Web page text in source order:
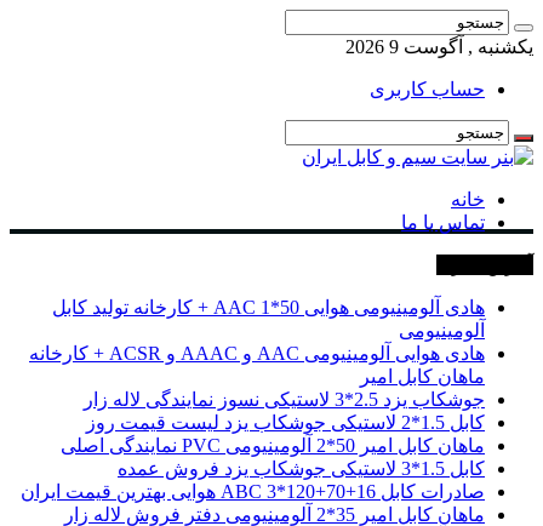
یکشنبه , آگوست 9 2026
حساب کاربری
خانه
تماس با ما
هادی آلومینیومی هوایی 50*1 AAC + کارخانه تولید کابل
آلومینیومی
هادی هوایی آلومینیومی AAC و AAAC و ACSR + کارخانه
ماهان کابل امیر
جوشکاب یزد 2.5*3 لاستیکی نسوز نمایندگی لاله زار
کابل 1.5*2 لاستیکی جوشکاب یزد لیست قیمت روز
ماهان کابل امیر 50*2 آلومینیومی PVC نمایندگی اصلی
کابل 1.5*3 لاستیکی جوشکاب یزد فروش عمده
صادرات کابل 16+70+120*3 ABC هوایی بهترین قیمت ایران
ماهان کابل امیر 35*2 آلومینیومی دفتر فروش لاله زار